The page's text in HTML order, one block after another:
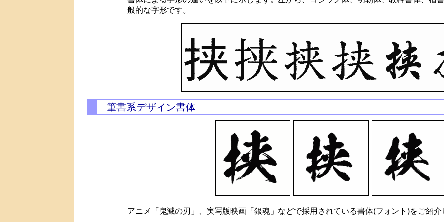
般的な字形です。
筆書系デザイン書体
アニメ「鬼滅の刃」、実写版映画「銀魂」などで採用されている書体(フォント)をご紹介